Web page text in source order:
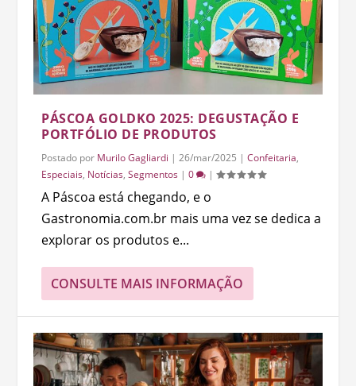
PÁSCOA GOLDKO 2025: DEGUSTAÇÃO E
PORTFÓLIO DE PRODUTOS
Postado por Murilo Gagliardi |26/mar/2025 |Confeitaria,
Especiais, Notícias,Segmentos |0 |
A Páscoa está chegando, e o
Gastronomia.com.br mais uma vez se dedica a
explorar os produtos e...
CONSULTE MAIS INFORMAÇÃO